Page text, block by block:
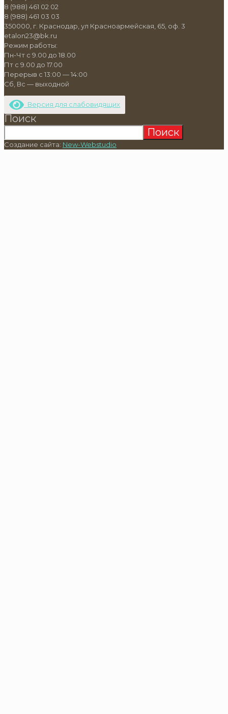
8 (988) 461 02 02
8 (988) 461 03 03
350000, г. Краснодар, ул Красноармейская, 65, оф. 3
etalon23@bk.ru
Режим работы:
Пн-Чт с 9.00 до 18.00
Пт с 9.00 до 17.00
Перерыв с 13:00 — 14:00
Сб, Вс — выходной
Версия для слабовидящих
Поиск
Поиск
Создание сайта: New-Webstudio